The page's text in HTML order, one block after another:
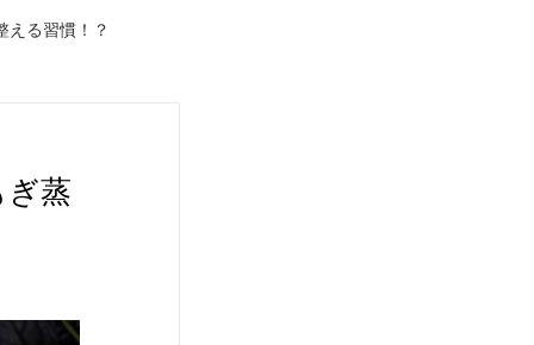
える習慣！？
蒸